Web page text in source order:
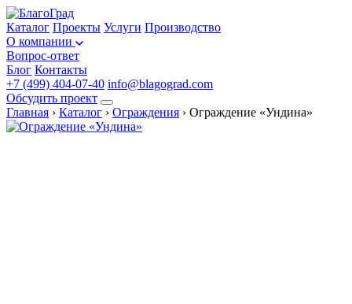
Каталог Проекты Услуги Производство
О компании
Вопрос-ответ
Блог Контакты
+7 (499) 404-07-40 info@blagograd.com
Обсудить проект
Главная › Каталог › Ограждения › Ограждение «Ундина»